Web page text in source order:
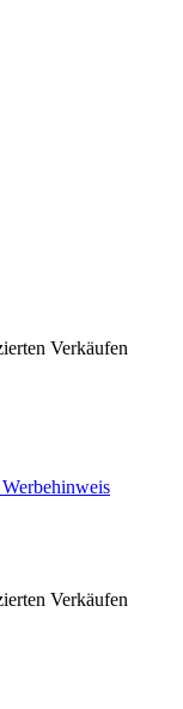
Verkäufen
Verkäufen